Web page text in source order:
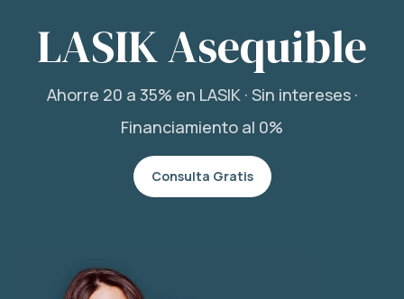
LASIK Asequible
Ahorre 20 a 35% en LASIK · Sin intereses ·
Financiamiento al 0%
Consulta Gratis